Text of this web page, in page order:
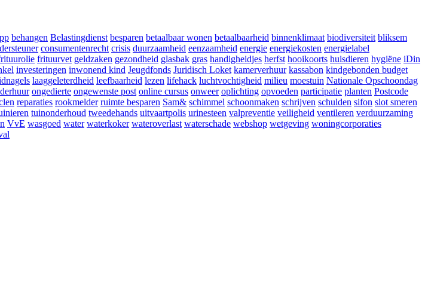
behangen Belastingdienst besparen betaalbaar wonen betaalbaarheid binnenklimaat biodiversiteit bliksem
consumentenrecht crisis duurzaamheid eenzaamheid energie energiekosten energielabel
frituurvet geldzaken gezondheid glasbak gras handigheidjes herfst hooikoorts huisdieren hygiëne iDin
investeringen inwonend kind Jeugdfonds Juridisch Loket kamerverhuur kassabon kindgebonden budget
laaggeleterdheid leefbaarheid lezen lifehack luchtvochtigheid milieu moestuin Nationale Opschoondag
ongedierte ongewenste post online cursus onweer oplichting opvoeden participatie planten Postcode
reparaties rookmelder ruimte besparen Sam& schimmel schoonmaken schrijven schulden sifon slot smeren
tuinonderhoud tweedehands uitvaartpolis urinesteen valpreventie veiligheid ventileren verduurzaming
VvE wasgoed water waterkoker wateroverlast waterschade webshop wetgeving woningcorporaties